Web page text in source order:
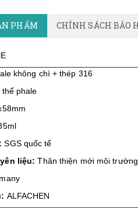
PHẨM CHÍNH SÁCH BẢO
không chì + thép 316
thể phale
SGS quốc tế
liệu: Thân thiện mới môi trường
ALFACHEN